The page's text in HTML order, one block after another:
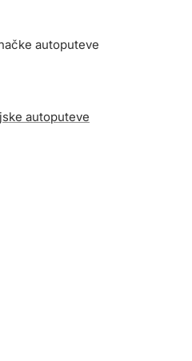
autoputeve
autoputeve